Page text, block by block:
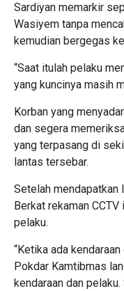
Sardiyan memarkir
Wasiyem tanpa
kemudian bergegas
“Saat itulah pelaku
yang kuncinya masih
Korban yang
dan segera
yang terpasang di
lantas tersebar.
Setelah mendapatkan
Berkat rekaman
pelaku.
“Ketika ada
Pokdar Kamtibmas
kendaraan dan